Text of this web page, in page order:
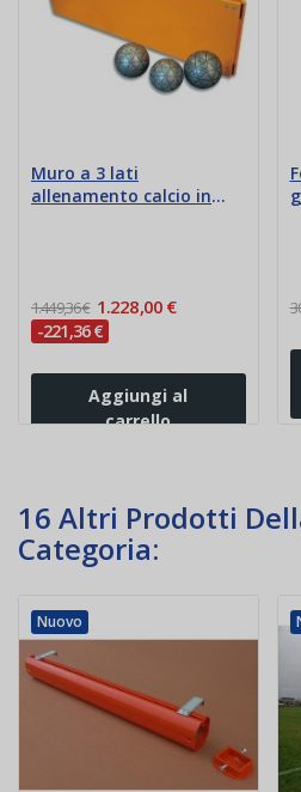
Muro a 3 lati
allenamento calcio in
1.449,36 € 1.228,00 €
-221,36 €
Aggiungi al
carrello
16 Altri Prodotti
Categoria:
Nuovo